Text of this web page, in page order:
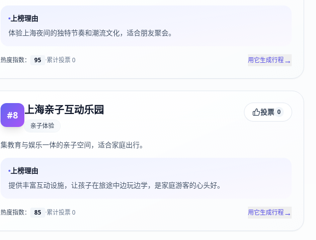
上榜理由
体验上海夜间的独特节奏和潮流文化，适合朋友聚会。
热度指数： 95 ·累计投票0 用它生成行程→
#8 上海亲子互动乐园
亲子体验
投票 0
集教育与娱乐一体的亲子空间，适合家庭出行。
上榜理由
提供丰富互动设施，让孩子在旅途中边玩边学，是家庭游客的心头好。
热度指数： 85 ·累计投票0 用它生成行程→